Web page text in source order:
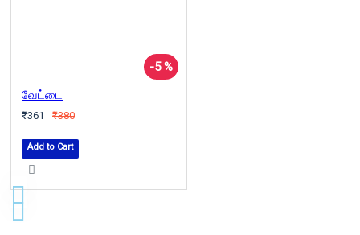
-5 %
வேட்டை
₹361 ₹380
Add to Cart